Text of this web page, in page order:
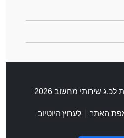
שירותי מחשוב 2026
האתר |לערוץ היוטיוב